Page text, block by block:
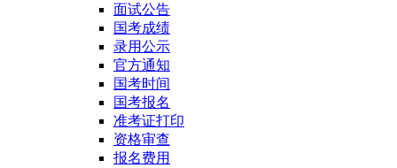
面试公告
国考成绩
录用公示
官方通知
国考时间
国考报名
准考证打印
资格审查
报名费用